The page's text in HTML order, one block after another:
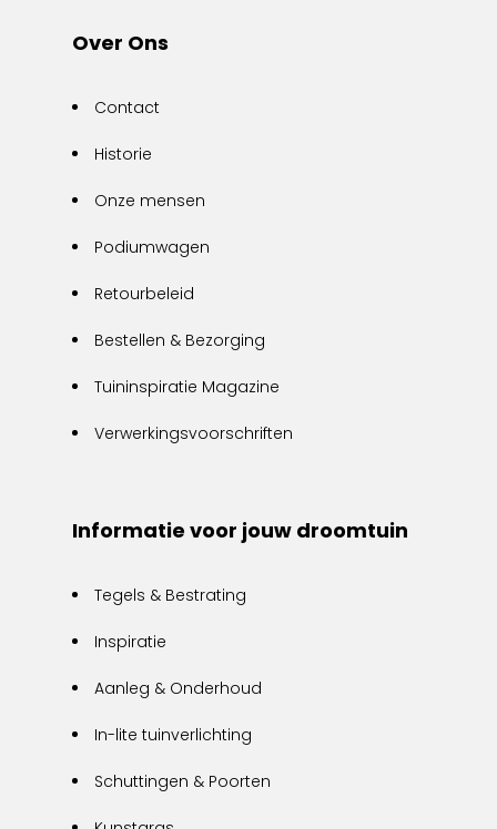
Over Ons
Contact
Historie
Onze mensen
Podiumwagen
Retourbeleid
Bestellen & Bezorging
Tuininspiratie Magazine
Verwerkingsvoorschriften
Informatie voor jouw droomtuin
Tegels & Bestrating
Inspiratie
Aanleg & Onderhoud
In-lite tuinverlichting
Schuttingen & Poorten